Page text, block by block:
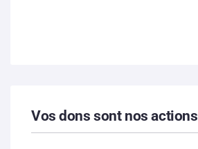
Vos dons sont nos actions